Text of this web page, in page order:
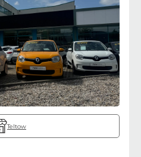
Teltow